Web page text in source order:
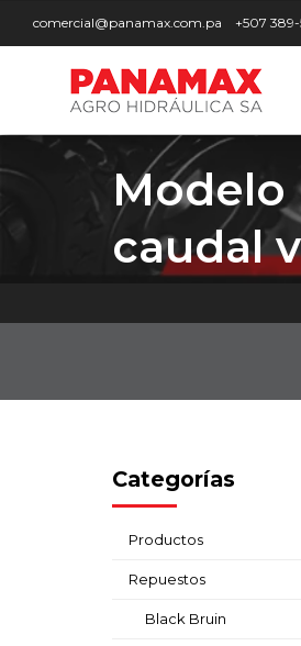
comercial@panamax.com.pa +507
Modelo
caudal
Categorías
Productos
Repuestos
Black Bruin